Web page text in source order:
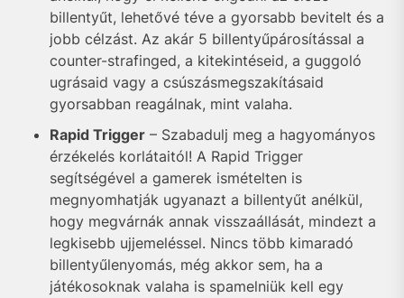
billentyűt, lehetővé téve a gyorsabb bevitelt és a
jobb célzást. Az akár 5 billentyűpárosítással a
counter-strafinged, a kitekintéseid, a guggoló
ugrásaid vagy a csúszásmegszakításaid
gyorsabban reagálnak, mint valaha.
Rapid Trigger – Szabadulj meg a hagyományos
érzékelés korlátaitól! A Rapid Trigger
segítségével a gamerek ismételten is
megnyomhatják ugyanazt a billentyűt anélkül,
hogy megvárnák annak visszaállását, mindezt a
legkisebb ujjemeléssel. Nincs több kimaradó
billentyűlenyomás, még akkor sem, ha a
játékosoknak valaha is spamelniük kell egy